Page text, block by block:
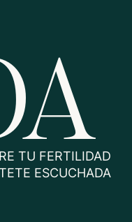
TU FERTILIDAD
ESCUCHADA